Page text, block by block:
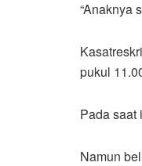
“Anaknya
pukul
Pada saat
Namun